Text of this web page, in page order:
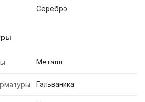
Серебро
Металл
Гальваника